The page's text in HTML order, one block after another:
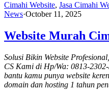
Cimahi Website, Jasa Cimahi
News·October 11, 2025
Website Murah
Solusi Bikin Website
CS Kami di Hp/Wa: 0813-
bantu kamu punya website
domain dan hosting 1 tahun